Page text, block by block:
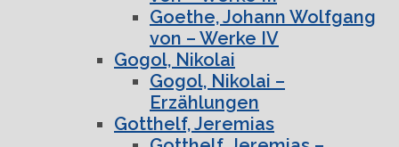
Goethe, Johann Wolfgang
von – Werke IV
Gogol, Nikolai
Gogol, Nikolai –
Erzählungen
Gotthelf, Jeremias